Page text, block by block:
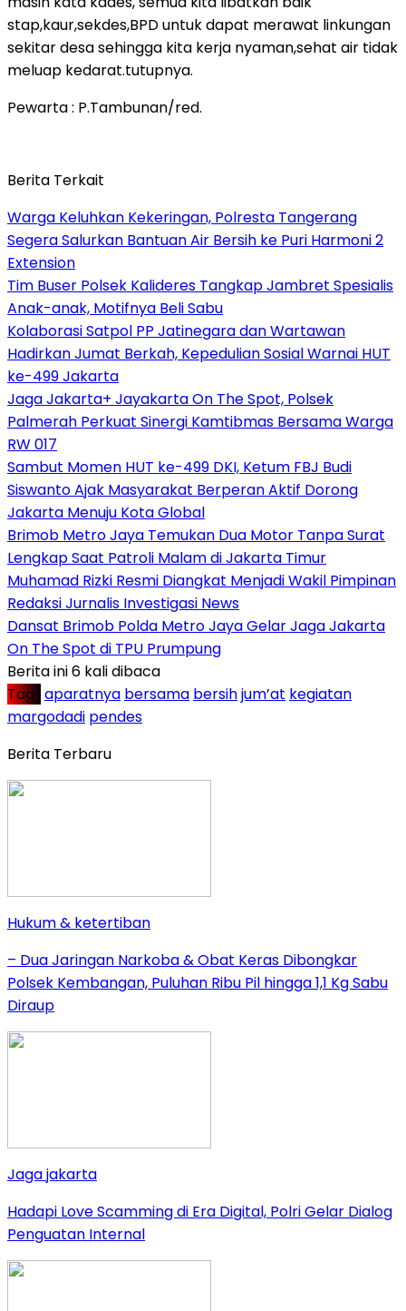
stap,kaur,sekdes,BPD untuk dapat merawat linkungan
sekitar desa sehingga kita kerja nyaman,sehat air tidak
meluap kedarat.tutupnya.
Pewarta : P.Tambunan/red.
Berita Terkait
Warga Keluhkan Kekeringan, Polresta Tangerang
Segera Salurkan Bantuan Air Bersih ke Puri Harmoni 2
Extension
Tim Buser Polsek Kalideres Tangkap Jambret Spesialis
Anak-anak, Motifnya Beli Sabu
Kolaborasi Satpol PP Jatinegara dan Wartawan
Hadirkan Jumat Berkah, Kepedulian Sosial Warnai HUT
ke-499 Jakarta
Jaga Jakarta+ Jayakarta On The Spot, Polsek
Palmerah Perkuat Sinergi Kamtibmas Bersama Warga
RW 017
Sambut Momen HUT ke-499 DKI, Ketum FBJ Budi
Siswanto Ajak Masyarakat Berperan Aktif Dorong
Jakarta Menuju Kota Global
Brimob Metro Jaya Temukan Dua Motor Tanpa Surat
Lengkap Saat Patroli Malam di Jakarta Timur
Muhamad Rizki Resmi Diangkat Menjadi Wakil Pimpinan
Redaksi Jurnalis Investigasi News
Dansat Brimob Polda Metro Jaya Gelar Jaga Jakarta
On The Spot di TPU Prumpung
Berita ini 6 kali dibaca
Tag : aparatnya bersama bersihjum’at kegiatan
margodadi pendes
Berita Terbaru
Hukum & ketertiban
– Dua Jaringan Narkoba & Obat Keras Dibongkar
Polsek Kembangan, Puluhan Ribu Pil hingga 1,1 Kg Sabu
Diraup
Jaga jakarta
Hadapi Love Scamming di Era Digital, Polri Gelar Dialog
Penguatan Internal